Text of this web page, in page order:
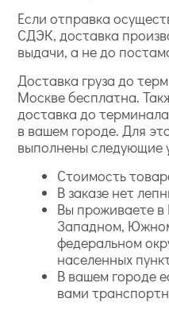
Если отправка
СДЭК, доставка
выдачи, а не до
Доставка груза до
Москве бесплатна.
доставка до
в вашем городе. Для
выполнены следующие
Стоимость
В заказе нет
Вы проживаете
Западном,
федеральном
населенных
В вашем городе
вами